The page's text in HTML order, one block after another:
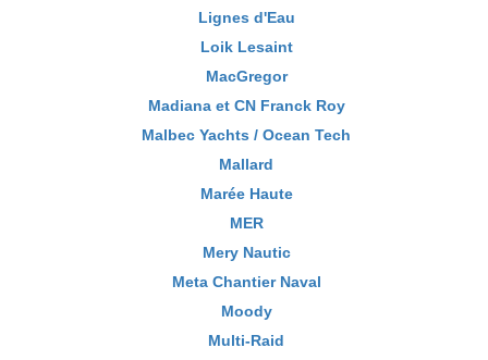
Lignes d'Eau
Loik Lesaint
MacGregor
Madiana et CN Franck Roy
Malbec Yachts / Ocean Tech
Mallard
Marée Haute
MER
Mery Nautic
Meta Chantier Naval
Moody
Multi-Raid